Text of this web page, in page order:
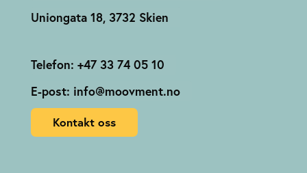
Uniongata 18, 3732 Skien
Telefon: +47 33 74 05 10
E-post: info@moovment.no
Kontakt oss